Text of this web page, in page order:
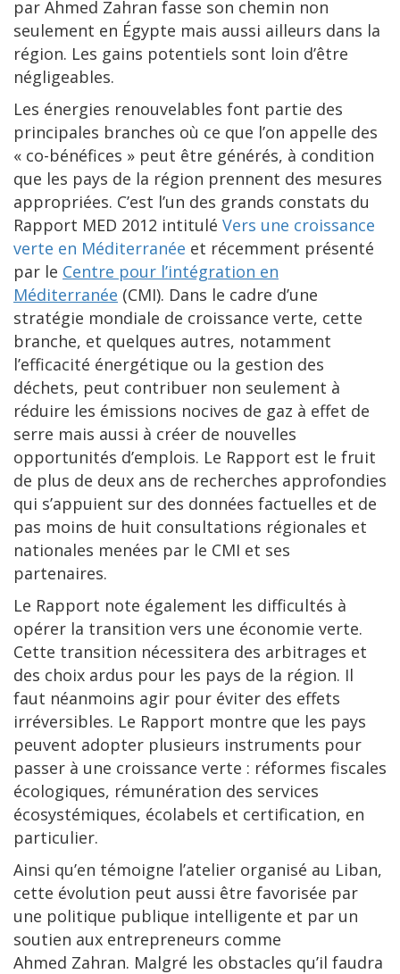
par Ahmed Zahran fasse son chemin non
seulement en Égypte mais aussi ailleurs dans la
région. Les gains potentiels sont loin d’être
négligeables.
Les énergies renouvelables font partie des
principales branches où ce que l’on appelle des
« co-bénéfices » peut être générés, à condition
que les pays de la région prennent des mesures
appropriées. C’est l’un des grands constats du
Rapport MED 2012 intitulé Vers une croissance
verte en Méditerranée et récemment présenté
par le Centre pour l’intégration en
Méditerranée (CMI). Dans le cadre d’une
stratégie mondiale de croissance verte, cette
branche, et quelques autres, notamment
l’efficacité énergétique ou la gestion des
déchets, peut contribuer non seulement à
réduire les émissions nocives de gaz à effet de
serre mais aussi à créer de nouvelles
opportunités d’emplois. Le Rapport est le fruit
de plus de deux ans de recherches approfondies
qui s’appuient sur des données factuelles et de
pas moins de huit consultations régionales et
nationales menées par le CMI et ses
partenaires.
Le Rapport note également les difficultés à
opérer la transition vers une économie verte.
Cette transition nécessitera des arbitrages et
des choix ardus pour les pays de la région. Il
faut néanmoins agir pour éviter des effets
irréversibles. Le Rapport montre que les pays
peuvent adopter plusieurs instruments pour
passer à une croissance verte : réformes fiscales
écologiques, rémunération des services
écosystémiques, écolabels et certification, en
particulier.
Ainsi qu’en témoigne l’atelier organisé au Liban,
cette évolution peut aussi être favorisée par
une politique publique intelligente et par un
soutien aux entrepreneurs comme
Ahmed Zahran. Malgré les obstacles qu’il faudra